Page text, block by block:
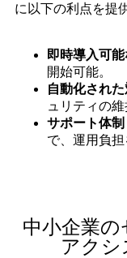
に以下の利点を提
即時導入可
開始可能。
自動化され
ュリティの維
サポート体制
で、運用負担
中小企業
アクシ